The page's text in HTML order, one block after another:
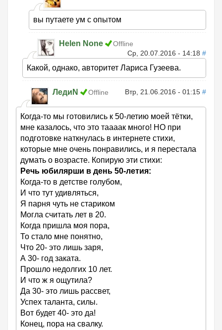
вы путаете ум с опытом
Helen None
Offline
Ср, 20.07.2016 - 14:18 #
Какой, однако, авторитет Лариса Гузеева.
ЛедиN Offline Втр, 21.06.2016 - 01:15 #
Когда-то мы готовились к 50-летию моей тётки,
мне казалось, что это таааак много! НО при
подготовке наткнулась в интернете стихи,
которые мне очень понравились, и я перестала
думать о возрасте. Копирую эти стихи:
Речь юбилярши в день 50-летия:
Когда-то в детстве голубом,
И что тут удивляться,
Я парня чуть не стариком
Могла считать лет в 20.
Когда пришла моя пора,
То стало мне понятно,
Что 20- это лишь заря,
А 30- год заката.
Прошло недолгих 10 лет.
И что ж я ощутила?
Да 30- это лишь рассвет,
Успех таланта, силы.
Вот будет 40- это да!
Конец, пора на свалку.